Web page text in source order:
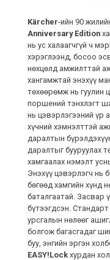
Kärcher-ийн 90
Anniversary Edition
нь ус халаагчгүй ч
хэрэглээнд, босоо
нөхцөлд амжилттай
хангамжтай энэхүү
төхөөрөмж нь гуулин
поршений тэнхлэгт
нь цэвэрлэгээний үр
хүчний хэмнэлттэй
даралтын
даралтыг бууруулах
хамгаалах нэмэлт
Энэхүү цэвэрлэгч нь
бөгөөд хамгийн хүнд
баталгаатай. Засвар
бүтээгдсэн.
урсгалын нөлөөг
болгож багасгадаг
буу, энгийн эргэн
EASY!Lockхурдан